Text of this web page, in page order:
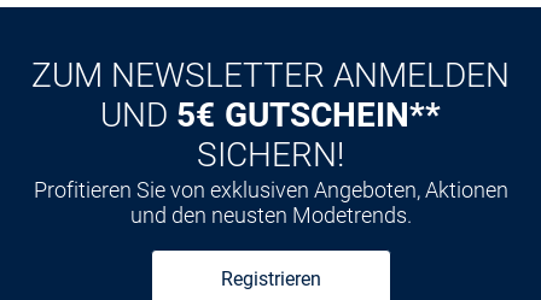
ZUM NEWSLETTER ANMELDEN
UND 5€ GUTSCHEIN**
SICHERN!
Profitieren Sie von exklusiven Angeboten, Aktionen
und den neusten Modetrends.
Registrieren